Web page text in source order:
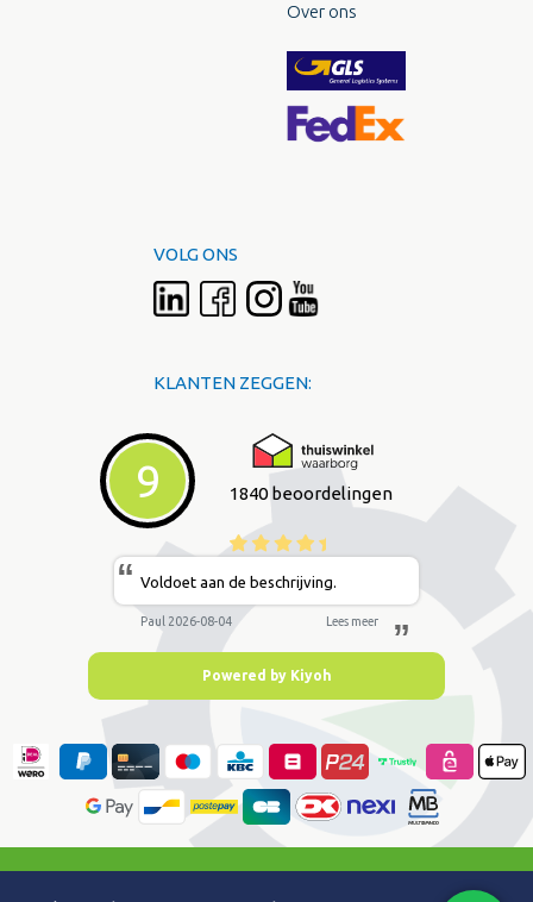
Over ons
VOLG ONS
KLANTEN ZEGGEN:
9 1840 beoordelingen
“ Voldoet aan de beschrijving.
Paul 2026-08-04 Lees meer ”
Powered by Kiyoh